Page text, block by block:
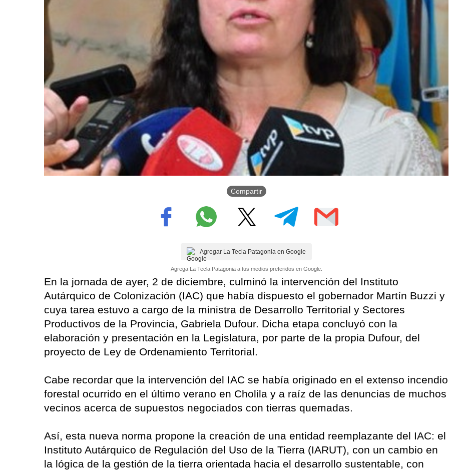
Compartir
Agregar La Tecla Patagonia en Google
Agrega La Tecla Patagonia a tus medios preferidos en Google.
En la jornada de ayer, 2 de diciembre, culminó la intervención del Instituto
Autárquico de Colonización (IAC) que había dispuesto el gobernador Martín Buzzi y
cuya tarea estuvo a cargo de la ministra de Desarrollo Territorial y Sectores
Productivos de la Provincia, Gabriela Dufour. Dicha etapa concluyó con la
elaboración y presentación en la Legislatura, por parte de la propia Dufour, del
proyecto de Ley de Ordenamiento Territorial.
Cabe recordar que la intervención del IAC se había originado en el extenso incendio
forestal ocurrido en el último verano en Cholila y a raíz de las denuncias de muchos
vecinos acerca de supuestos negociados con tierras quemadas.
Así, esta nueva norma propone la creación de una entidad reemplazante del IAC: el
Instituto Autárquico de Regulación del Uso de la Tierra (IARUT), con un cambio en
la lógica de la gestión de la tierra orientada hacia el desarrollo sustentable, con